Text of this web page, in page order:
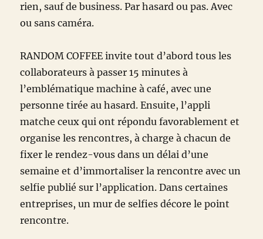
rien, sauf de business. Par hasard ou pas. Avec
ou sans caméra.
RANDOM COFFEE invite tout d’abord tous les
collaborateurs à passer 15 minutes à
l’emblématique machine à café, avec une
personne tirée au hasard. Ensuite, l’appli
matche ceux qui ont répondu favorablement et
organise les rencontres, à charge à chacun de
fixer le rendez-vous dans un délai d’une
semaine et d’immortaliser la rencontre avec un
selfie publié sur l’application. Dans certaines
entreprises, un mur de selfies décore le point
rencontre.